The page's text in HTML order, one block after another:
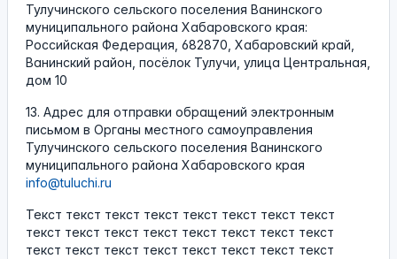
Тулучинского сельского поселения Ванинского
муниципального района Хабаровского края:
Российская Федерация, 682870, Хабаровский край,
Ванинский район, посёлок Тулучи, улица Центральная,
дом 10
13. Адрес для отправки обращений электронным
письмом в Органы местного самоуправления
Тулучинского сельского поселения Ванинского
муниципального района Хабаровского края
info@tuluchi.ru
Текст текст текст текст текст текст текст текст
текст текст текст текст текст текст текст текст
текст текст текст текст текст текст текст текст